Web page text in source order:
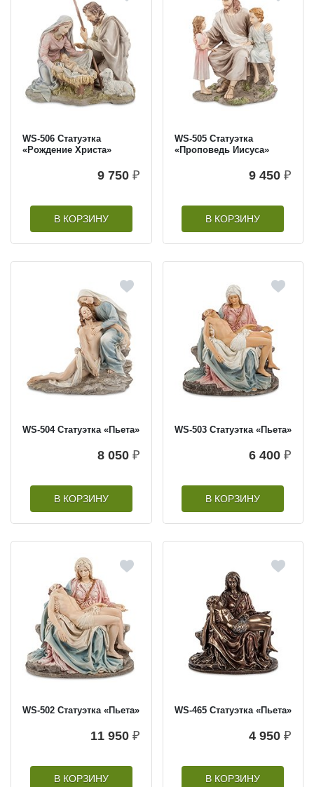
WS-506 Статуэтка
«Рождение Христа»
9 750 ₽
В КОРЗИНУ
WS-505 Статуэтка
«Проповедь Иисуса»
9 450 ₽
В КОРЗИНУ
WS-504 Статуэтка «Пьета»
8 050 ₽
В КОРЗИНУ
WS-503 Статуэтка «Пьета»
6 400 ₽
В КОРЗИНУ
WS-502 Статуэтка «Пьета»
11 950 ₽
В КОРЗИНУ
WS-465 Статуэтка «Пьета»
4 950 ₽
В КОРЗИНУ